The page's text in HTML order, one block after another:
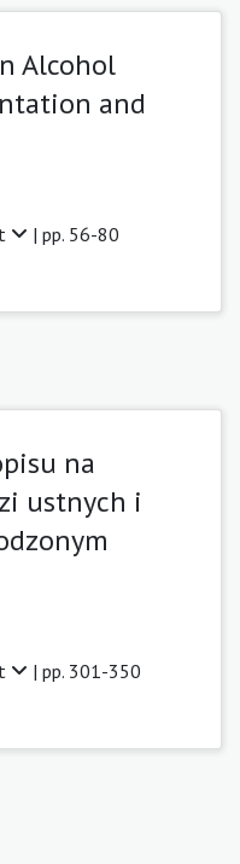
Alcohol
and
| pp. 56-80
na
ustnych i
| pp. 301-350